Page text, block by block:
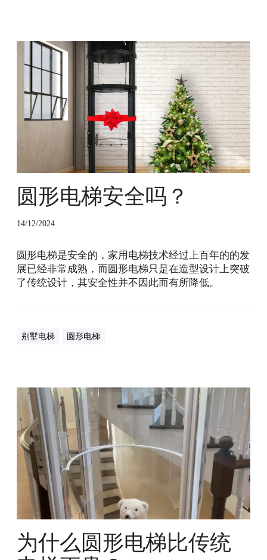
形
梯
全
圆形电梯安全吗？
14/12/2024
圆形电梯是安全的，家用电梯技术经过上百年的的发
展已经非常成熟，而圆形电梯只是在造型设计上突破
了传统设计，其安全性并不因此而有所降低。
别墅电梯 圆形电梯
么
圆
形
电
统
电
梯
为什么圆形电梯比传统